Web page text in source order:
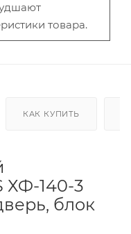
товара.
КАК КУПИТЬ
ХФ-140-3
блок